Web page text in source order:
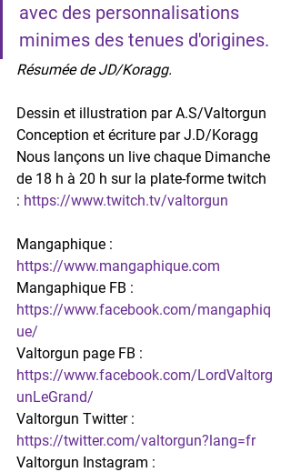
avec des personnalisations
minimes des tenues d'origines.
Résumée de JD/Koragg.
Dessin et illustration par A.S/Valtorgun
Conception et écriture par J.D/Koragg
Nous lançons un live chaque Dimanche
de 18 h à 20 h sur la plate-forme twitch
: https://www.twitch.tv/valtorgun
Mangaphique :
https://www.mangaphique.com
Mangaphique FB :
https://www.facebook.com/mangaphiq
ue/
Valtorgun page FB :
https://www.facebook.com/LordValtorg
unLeGrand/
Valtorgun Twitter :
https://twitter.com/valtorgun?lang=fr
Valtorgun Instagram :